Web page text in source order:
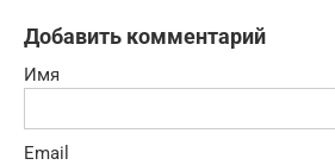
Добавить комментарий
Имя
Email